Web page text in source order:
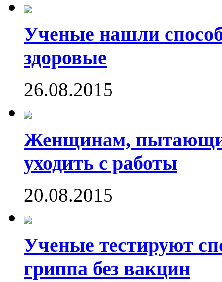
Ученые нашли
здоровые
26.08.2015
Женщинам,
уходить с работы
20.08.2015
Ученые тестируют
гриппа без вакцин